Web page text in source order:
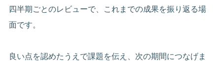
四半期ごとのレビューで、これまでの成果を振り返る場
面です。
良い点を認めたうえで課題を伝え、次の期間につなげま